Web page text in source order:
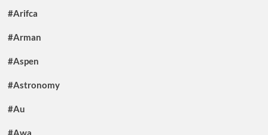
#Arifca
#Arman
#Aspen
#Astronomy
#Au
#Awa